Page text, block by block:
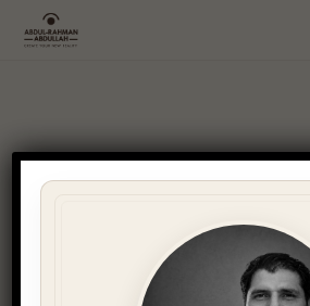
Student
Registration